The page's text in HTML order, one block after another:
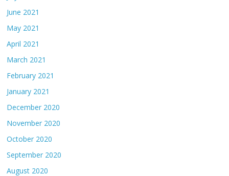
June 2021
May 2021
April 2021
March 2021
February 2021
January 2021
December 2020
November 2020
October 2020
September 2020
August 2020